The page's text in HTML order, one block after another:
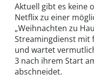
Aktuell gibt es keine
Netflix zu einer
„Weihnachten zu
Streamingdienst mit
und wartet
3 nach ihrem Start
abschneidet.